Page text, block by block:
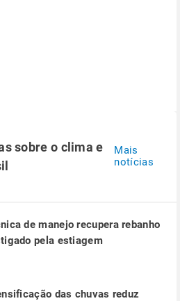
sobre o clima e
Mais
notícias
de manejo recupera rebanho
pela estiagem
das chuvas reduz